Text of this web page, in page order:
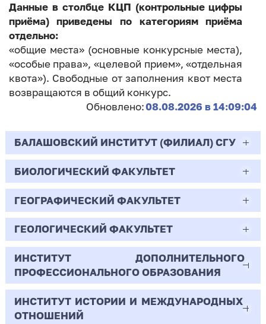
Данные в столбце КЦП (контрольные цифры
приёма) приведены по категориям приёма
отдельно:
«общие места» (основные конкурсные места),
«особые права», «целевой прием», «отдельная
квота»). Свободные от заполнения квот места
возвращаются в общий конкурс.
Обновлено:08.08.2026 в 14:09:04
БАЛАШОВСКИЙ ИНСТИТУТ (ФИЛИАЛ) СГУ
44.03.02
Психолого-педагогическое образование
Очная | Бакалавр
Всего бюджетных мест - 10
Бюджет/
Общие места
Профиль: Практическая
психология образования
БИОЛОГИЧЕСКИЙ ФАКУЛЬТЕТ
06.03.01
Биология
Очная | Бакалавр
Всего бюджетных мест - 50
Бюджет/Общие места
ГЕОГРАФИЧЕСКИЙ ФАКУЛЬТЕТ
05.03.02
География
Очная | Бакалавр
Всего бюджетных мест - 15
ГЕОЛОГИЧЕСКИЙ ФАКУЛЬТЕТ
05.03.01
Геология
Очная | Бакалавр
ИНСТИТУТ ДОПОЛНИТЕЛЬНОГО
ПРОФЕССИОНАЛЬНОГО ОБРАЗОВАНИЯ
38.03.02
ИНСТИТУТ ИСТОРИИ И МЕЖДУНАРОДНЫХ
ОТНОШЕНИЙ